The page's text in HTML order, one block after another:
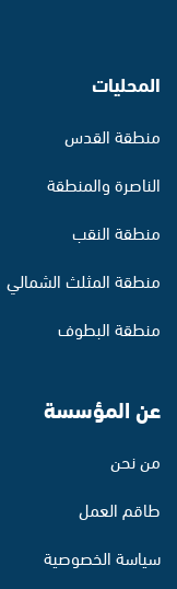
المحليات
منطقة القدس
الناصرة والمنطقة
منطقة النقب
منطقة المثلث الشمالي
منطقة البطوف
عن المؤسسة
من نحن
طاقم العمل
سياسة الخصوصية